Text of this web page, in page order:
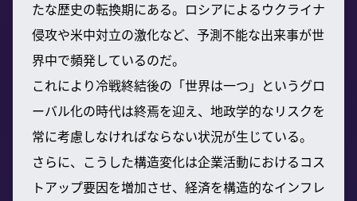
たな歴史の転換期にある。ロシアによるウクライナ
侵攻や米中対立の激化など、予測不能な出来事が世
界中で頻発しているのだ。
これにより冷戦終結後の「世界は一つ」というグロ
ーバル化の時代は終焉を迎え、地政学的なリスクを
常に考慮しなければならない状況が生じている。
さらに、こうした構造変化は企業活動におけるコス
トアップ要因を増加させ、経済を構造的なインフレ